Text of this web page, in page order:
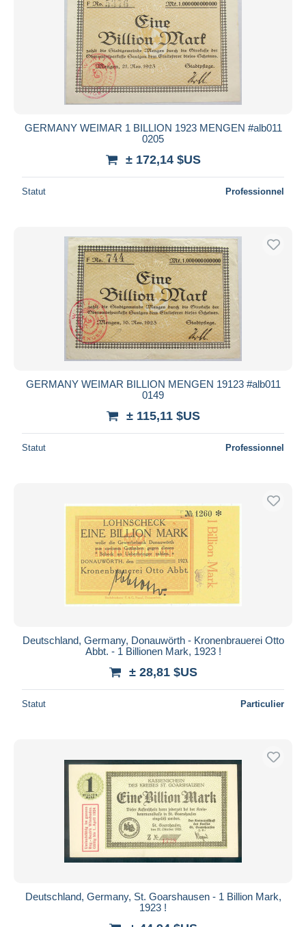
GERMANY WEIMAR 1 BILLION 1923 MENGEN #alb011
0205
± 172,14 $US
Statut Professionnel
GERMANY WEIMAR BILLION MENGEN 19123 #alb011
0149
± 115,11 $US
Statut Professionnel
Deutschland, Germany, Donauwörth - Kronenbrauerei Otto
Abbt. - 1 Billionen Mark, 1923 !
± 28,81 $US
Statut Particulier
Deutschland, Germany, St. Goarshausen - 1 Billion Mark,
1923 !